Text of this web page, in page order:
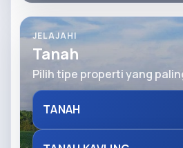
JELAJAHI
Tanah
Pilih tipe properti yang
TANAH